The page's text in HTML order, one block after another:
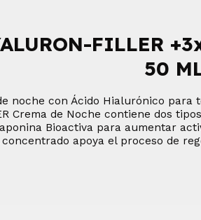
FILLER
50
noche con Ácido Hialurónico para
Crema de Noche contiene dos
Bioactiva para aumentar
apoya el proceso de